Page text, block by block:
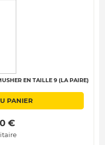
EN TAILLE 9 (LA PAIRE)
PANIER
€